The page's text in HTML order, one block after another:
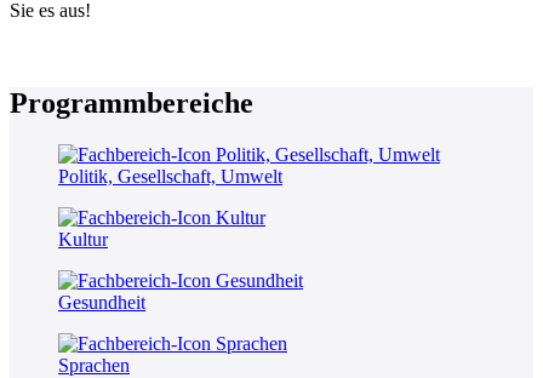
Sie es aus!
Programmbereiche
Politik, Gesellschaft, Umwelt
Kultur
Gesundheit
Sprachen